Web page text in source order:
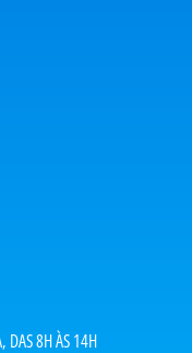
DAS 8H ÀS 14H